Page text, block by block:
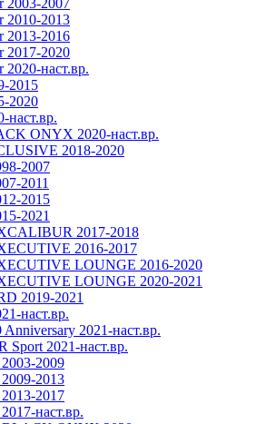
2010-2013
2013-2016
2017-2020
2020-наст.вр.
2015
2020
наст.вр.
ONYX 2020-наст.вр.
2018-2020
2007
2011
2015
2021
2017-2018
2016-2017
LOUNGE 2016-2020
LOUNGE 2020-2021
2019-2021
наст.вр.
2021-наст.вр.
Sport 2021-наст.вр.
2009
2013
2017
наст.вр.